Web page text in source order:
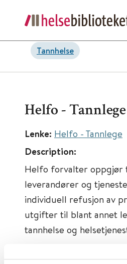
Tannhelse
Helfo - Tannlege
Lenke: Helfo - Tannlege
Description:
Helfo forvalter oppgjør
leverandører og
individuell refusjon av
utgifter til blant annet
tannhelse og
Tema:Tannhelse